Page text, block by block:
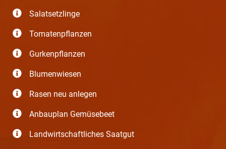
Salatsetzlinge
Tomatenpflanzen
Gurkenpflanzen
Blumenwiesen
Rasen neu anlegen
Anbauplan Gemüsebeet
Landwirtschaftliches Saatgut